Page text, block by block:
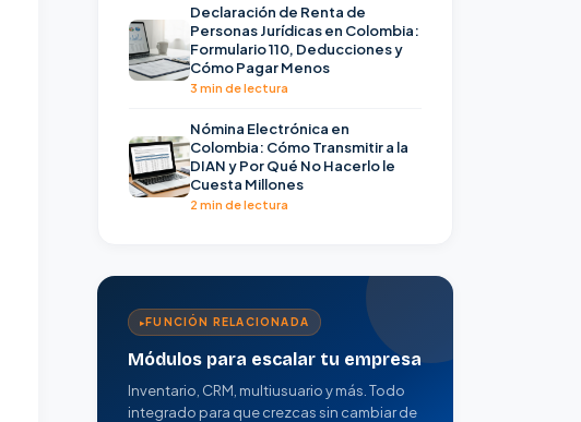
Declaración de Renta de
Personas Jurídicas en Colombia:
Formulario 110, Deducciones y
Cómo Pagar Menos
3 min de lectura
Nómina Electrónica en
Colombia: Cómo Transmitir a la
DIAN y Por Qué No Hacerlo le
Cuesta Millones
2 min de lectura
FUNCIÓN RELACIONADA
Módulos para escalar tu empresa
Inventario, CRM, multiusuario y más. Todo
integrado para que crezcas sin cambiar de